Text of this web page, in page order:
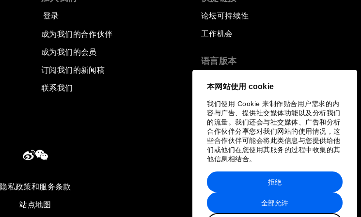
本网站使用 cookie
我们使用 Cookie 来制作贴合用户需求的内
容与广告、提供社交媒体功能以及分析我们
的流量。我们还会与社交媒体、广告和分析
合作伙伴分享您对我们网站的使用情况，这
些合作伙伴可能会将此类信息与您提供给他
们或他们在您使用其服务的过程中收集的其
他信息相结合。
全部允许
拒绝
登录
成为我们的合作伙伴
成为我们的会员
订阅我们的新闻稿
联系我们
论坛可持续性
工作机会
语言版本
隐私政策和服务条款
站点地图